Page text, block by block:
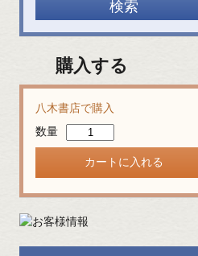
購入する
八木書店で購入
数量